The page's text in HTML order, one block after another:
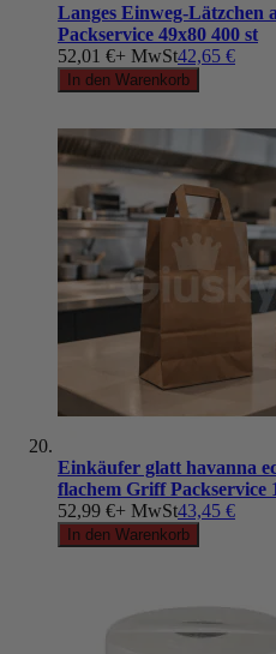
Langes Einweg-Lätzchen
Packservice 49x80 400 st
52,01 €+ MwSt42,65 €
In den Warenkorb
Einkäufer glatt havanna
flachem Griff Packservice
52,99 €+ MwSt43,45 €
In den Warenkorb